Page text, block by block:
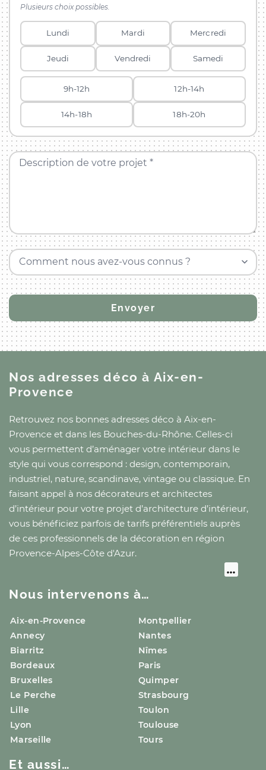
Plusieurs choix possibles.
Lundi Mardi Mercredi
Jeudi Vendredi Samedi
9h-12h 12h-14h
14h-18h 18h-20h
Description de votre projet *
Comment nous avez-vous connus ?
Nos adresses décoà Aix-en-
Provence
Retrouvez nos bonnes adresses déco à Aix-en-
Provence et dans les Bouches-du-Rhône. Celles-ci
vous permettent d’aménager votre intérieur dans le
style qui vous correspond : design, contemporain,
industriel, nature, scandinave, vintage ou classique. En
faisant appel à nos décorateurs et architectes
d’intérieur pour votre projet d’architecture d’intérieur,
vous bénéficiez parfois de tarifs préférentiels auprès
de ces professionnels de la décoration en région
Provence-Alpes-Côte d'Azur.
Nous intervenons à…
Aix-en-Provence
Annecy
Biarritz
Bordeaux
Bruxelles
Le Perche
Lille
Lyon
Marseille
Montpellier
Nantes
Nîmes
Paris
Quimper
Strasbourg
Toulon
Toulouse
Tours
Et aussi…